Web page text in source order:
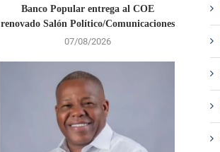
Banco Popular entrega al COE
renovado Salón Político/Comunicaciones
07/08/2026